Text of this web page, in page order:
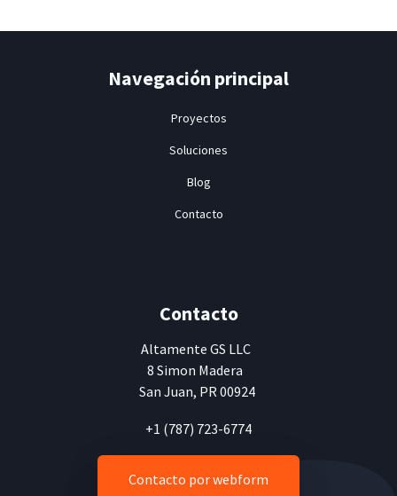
Navegación principal
Proyectos
Soluciones
Blog
Contacto
Contacto
Altamente GS LLC
8 Simon Madera
San Juan, PR 00924
+1 (787) 723-6774
Contacto por webform